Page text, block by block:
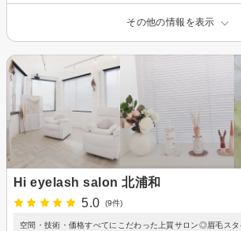
その他の情報を表示
Hi eyelash salon 北浦和
5.0
(9件)
空間・技術・価格すべてにこだわった上質サロン◎眉毛ス